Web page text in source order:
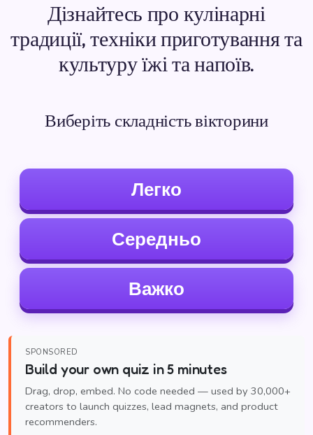
Дізнайтесь про кулінарні
традиції, техніки приготування та
культуру їжі та напоїв.
Виберіть складність вікторини
Легко
Середньо
Важко
SPONSORED
Build your own quiz in 5 minutes
Drag, drop, embed. No code needed — used by 30,000+
creators to launch quizzes, lead magnets, and product
recommenders.